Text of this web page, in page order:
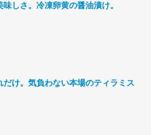
味しさ。冷凍卵黄の醤油漬け。
だけ。気負わない本場のティラミス。